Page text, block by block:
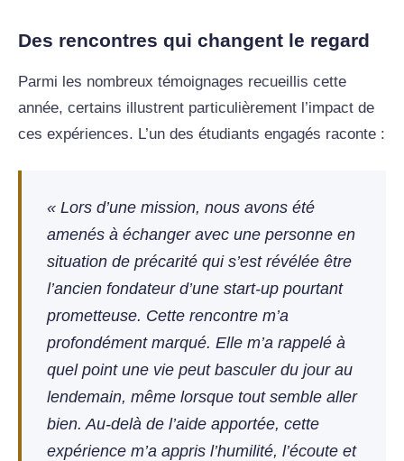
Des rencontres qui changent le regard
Parmi les nombreux témoignages recueillis cette
année, certains illustrent particulièrement l’impact de
ces expériences. L’un des étudiants engagés raconte :
« Lors d’une mission, nous avons été
amenés à échanger avec une personne en
situation de précarité qui s’est révélée être
l’ancien fondateur d’une start-up pourtant
prometteuse. Cette rencontre m’a
profondément marqué. Elle m’a rappelé à
quel point une vie peut basculer du jour au
lendemain, même lorsque tout semble aller
bien. Au-delà de l’aide apportée, cette
expérience m’a appris l’humilité, l’écoute et